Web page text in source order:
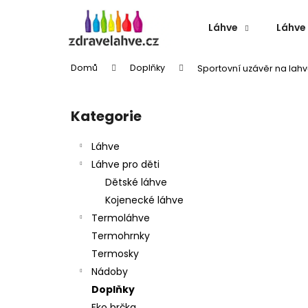
Láhve
Domů Doplňky Sportovní uzávěr na
Přeskočit
kategorie
Kategorie
Láhve
Láhve pro děti
Dětské láhve
Kojenecké láhve
Termoláhve
Termohrnky
Termosky
Nádoby
Doplňky
obchodu
obchodu
TERMOLÁHEV ECO VESSEL BOULDER